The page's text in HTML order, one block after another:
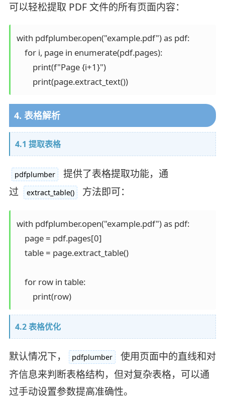
可以轻松提取 PDF 文件的所有页面内容：
with pdfplumber.open("example.pdf") as pdf:
    for i, page in enumerate(pdf.pages):
        print(f"Page {i+1}")
        print(page.extract_text())
4. 表格解析
4.1 提取表格
pdfplumber
提供了表格提取功能，通
过
extract_table() 方法即可：
with pdfplumber.open("example.pdf") as pdf:
    page = pdf.pages[0]
    table = page.extract_table()
    for row in table:
        print(row)
4.2 表格优化
默认情况下， pdfplumber
使用页面中的直线和对
齐信息来判断表格结构，但对复杂表格，可以通
过手动设置参数提高准确性。